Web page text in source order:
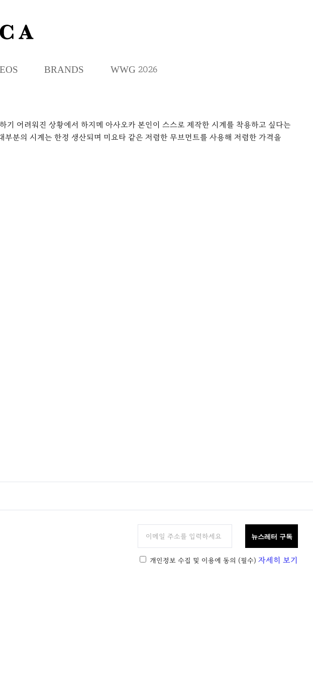
BRANDS WWG 2026
어려워진 상황에서 하지메 아사오카 본인이 스스로 제작한 시계를 착용하고 싶다는
분의 시계는 한정 생산되며 미요타 같은 저렴한 무브먼트를 사용해 저렴한 가격을
뉴스레터 구독
개인정보 수집 및 이용에 동의 (필수) 자세히 보기